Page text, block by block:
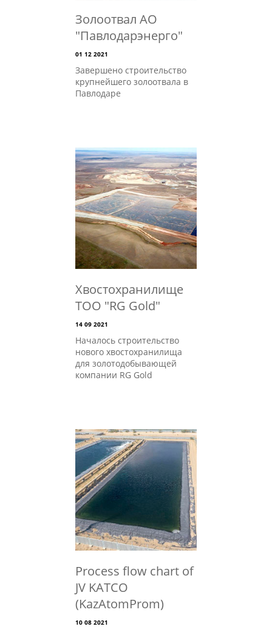
Золоотвал АО
"Павлодарэнерго"
01 12 2021
Завершено строительство
крупнейшего золоотвала в
Павлодаре
Хвостохранилище
ТОО "RG Gold"
14 09 2021
Началось строительство
нового хвостохранилища
для золотодобывающей
компании RG Gold
Process flow chart of
JV KATCO
(KazAtomProm)
10 08 2021